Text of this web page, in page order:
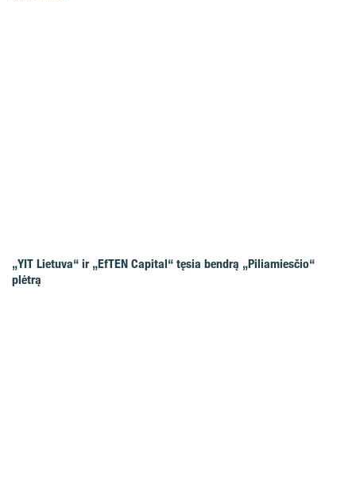
„YIT Lietuva“ ir „EfTEN Capital“ tęsia bendrą „Piliamiesčio“
plėtrą